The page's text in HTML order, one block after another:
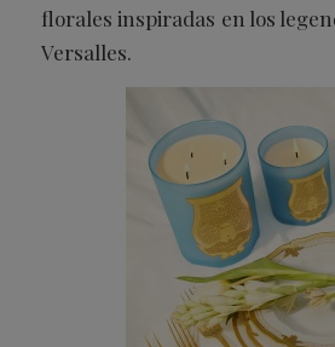
florales inspiradas en los
Versalles.